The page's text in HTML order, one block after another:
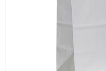
Коробки для кондитерских